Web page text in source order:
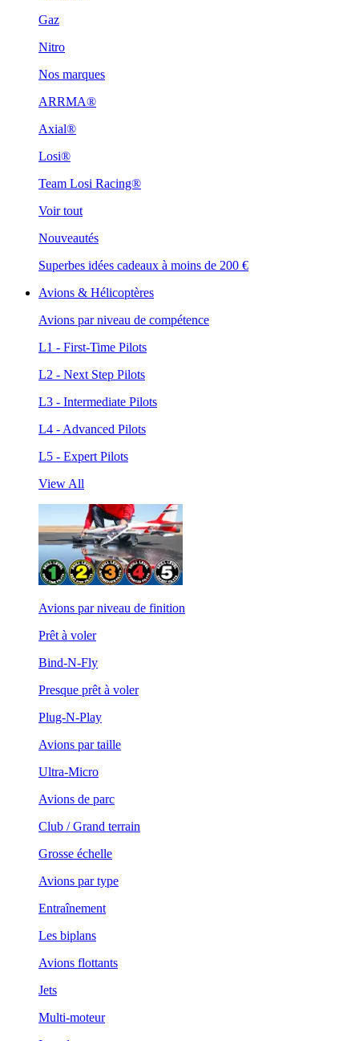
Gaz
Nitro
Nos marques
ARRMA®
Axial®
Losi®
Team Losi Racing®
Voir tout
Nouveautés
Superbes idées cadeaux à moins de 200 €
Avions & Hélicoptères
Avions par niveau de compétence
L1 - First-Time Pilots
L2 - Next Step Pilots
L3 - Intermediate Pilots
L4 - Advanced Pilots
L5 - Expert Pilots
View All
Avions par niveau de finition
Prêt à voler
Bind-N-Fly
Presque prêt à voler
Plug-N-Play
Avions par taille
Ultra-Micro
Avions de parc
Club / Grand terrain
Grosse échelle
Avions par type
Entraînement
Les biplans
Avions flottants
Jets
Multi-moteur